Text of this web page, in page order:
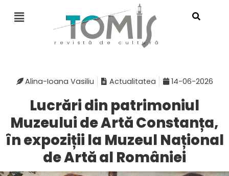
revistă de cultură
Alina-Ioana Vasiliu Actualitatea 14-06-2026
Lucrări din patrimoniul
Muzeului de Artă Constanța,
în expoziții la Muzeul Național
de Artă al României